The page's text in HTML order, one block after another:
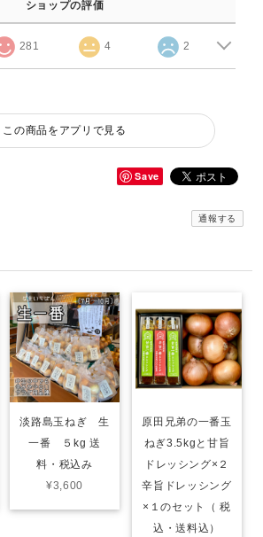
ショップの評価
281 4 2
この商品をアプリで見る
Save
通報する
淡路島玉ねぎ 生
一番 ５kg 送
料・税込み
¥3,600
原田兄弟の一番玉
ねぎ3.5kgと甘旨
ドレッシング×２
辛旨ドレッシング
×１のセット（ 税
込・送料込）